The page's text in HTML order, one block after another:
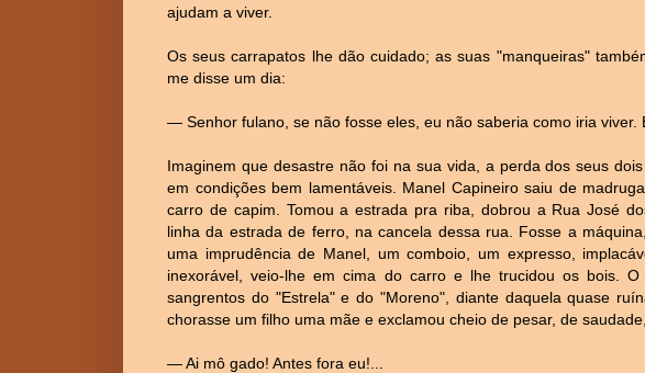
ajudam a viver.
Os seus carrapatos lhe dão cuidado; as suas "manqueiras"
me disse um dia:
— Senhor fulano, se não fosse eles, eu não saberia como iria viver.
Imaginem que desastre não foi na sua vida, a perda dos seus
em condições bem lamentáveis. Manel Capineiro saiu de
carro de capim. Tomou a estrada pra riba, dobrou a Rua José
linha da estrada de ferro, na cancela dessa rua. Fosse a
uma imprudência de Manel, um comboio, um expresso,
inexorável, veio-lhe em cima do carro e lhe trucidou os bois.
sangrentos do "Estrela" e do "Moreno", diante daquela quase
chorasse um filho uma mãe e exclamou cheio de pesar, de
— Ai mô gado! Antes fora eu!...